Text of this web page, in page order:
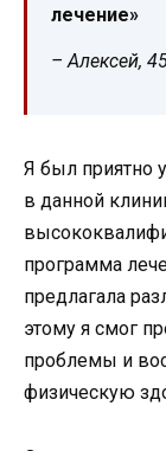
лечение»
– Алексей,
Я был приятно
в данной
программа
предлагала
этому я смог
проблемы и
физическую